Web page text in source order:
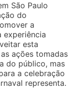
São Paulo
do
a
experiência
esta
ações tomadas
do público, mas
a celebração
representa.